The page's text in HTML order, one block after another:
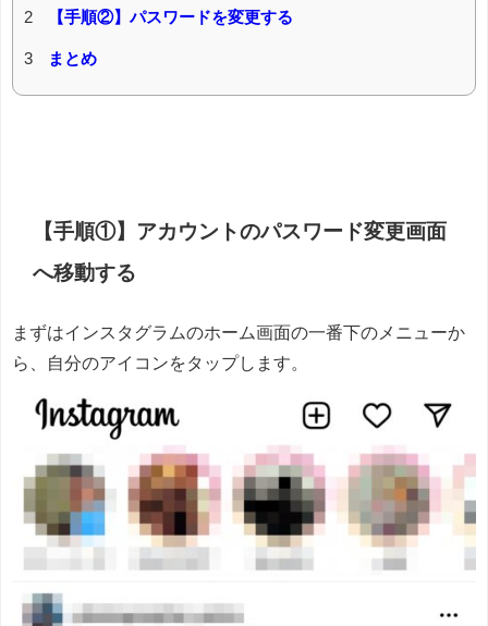
2 【手順②】パスワードを変更する
3 まとめ
【手順①】アカウントのパスワード変更画面
へ移動する
まずはインスタグラムのホーム画面の一番下のメニューか
ら、自分のアイコンをタップします。